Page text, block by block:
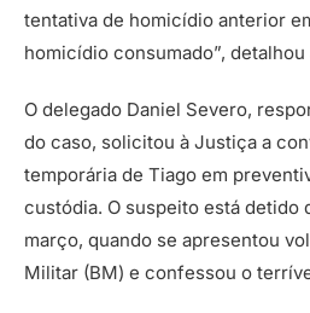
tentativa de homicídio anterior
homicídio consumado”,
O delegado Daniel Severo,
do caso, solicitou à Justiça a
temporária de Tiago em
custódia. O suspeito está detido
março, quando se apresentou
Militar (BM) e confessou o